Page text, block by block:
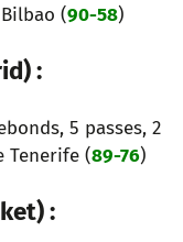
(90-58)
:
5 passes, 2
Tenerife (89-76)
: